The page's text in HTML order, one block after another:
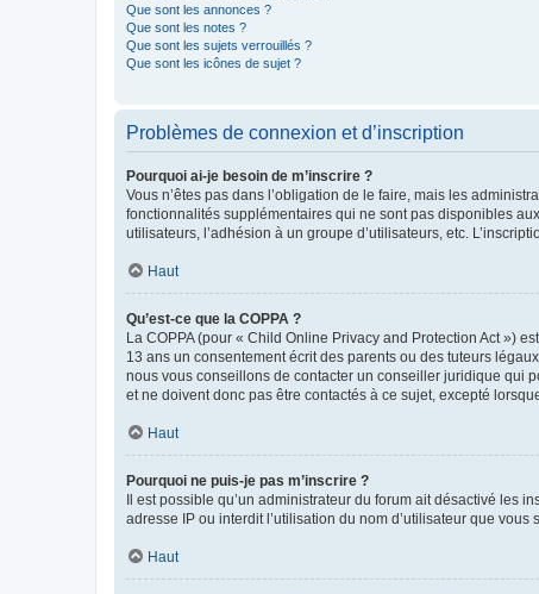
Que sont les annonces ?
Que sont les notes ?
Que sont les sujets verrouillés ?
Que sont les icônes de sujet ?
Problèmes de connexion et d’inscription
Pourquoi ai-je besoin de m’inscrire ?
Vous n’êtes pas dans l’obligation de le faire, mais les
fonctionnalités supplémentaires qui ne sont pas disponibles
utilisateurs, l’adhésion à un groupe d’utilisateurs, etc.
Haut
Qu’est-ce que la COPPA ?
La COPPA (pour « Child Online Privacy and Protection Act »)
13 ans un consentement écrit des parents ou des tuteurs
nous vous conseillons de contacter un conseiller juridique qui
et ne doivent donc pas être contactés à ce sujet, excepté
Haut
Pourquoi ne puis-je pas m’inscrire ?
Il est possible qu’un administrateur du forum ait désactivé les
adresse IP ou interdit l’utilisation du nom d’utilisateur que
Haut